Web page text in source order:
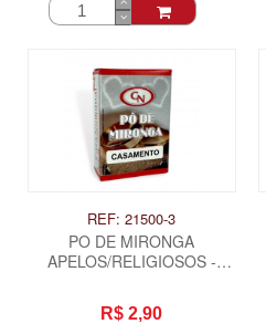
REF: 21500-3
PO DE MIRONGA
APELOS/RELIGIOSOS -
R$ 2,90